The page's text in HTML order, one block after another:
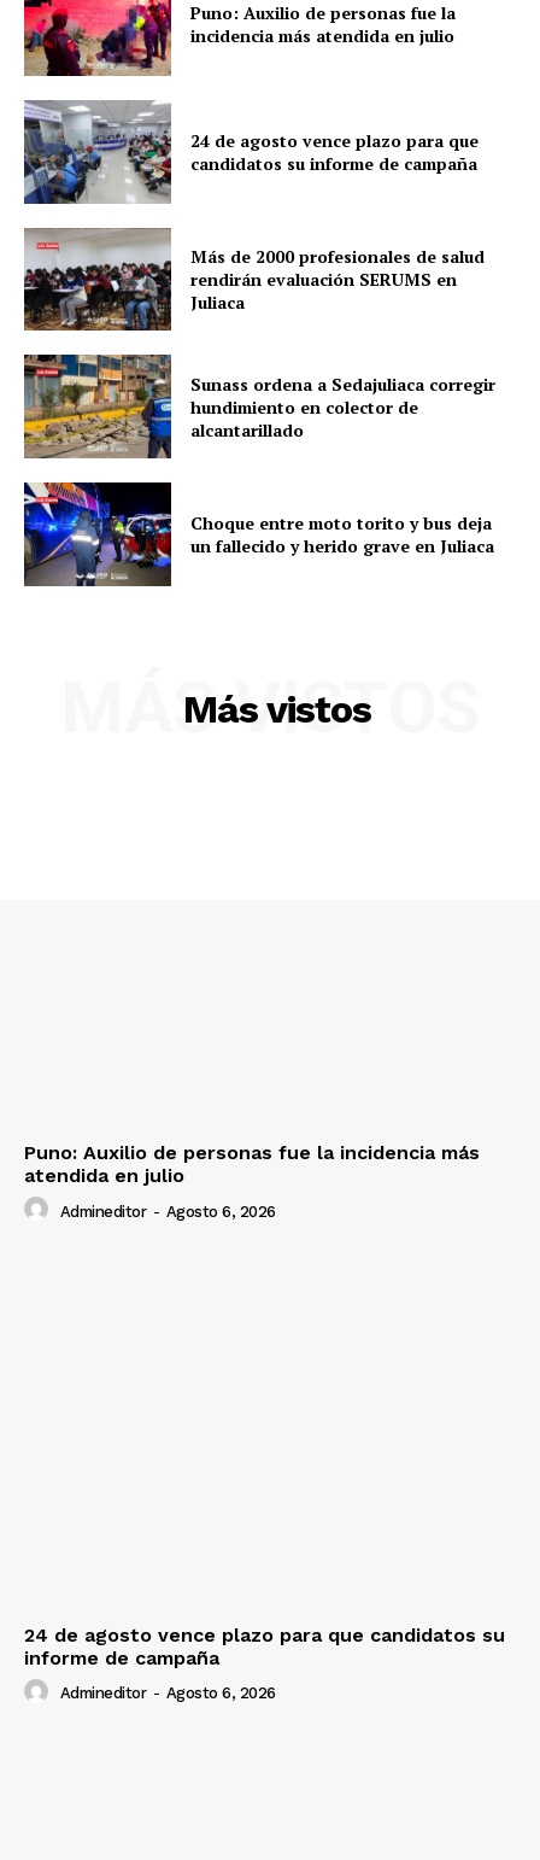
Diario los Andes
Nosotros
Contacto
Prensa
Puno: Auxilio de personas fue la
incidencia más atendida en julio
24 de agosto vence plazo para que
candidatos su informe de campaña
Más de 2000 profesionales de salud
rendirán evaluación SERUMS en
Juliaca
Sunass ordena a Sedajuliaca corregir
hundimiento en colector de
alcantarillado
Choque entre moto torito y bus deja
un fallecido y herido grave en Juliaca
Más vistos
MÁS VISTOS
Puno: Auxilio de personas fue la incidencia más
atendida en julio
Admineditor - Agosto 6, 2026
24 de agosto vence plazo para que candidatos su
informe de campaña
Admineditor - Agosto 6, 2026